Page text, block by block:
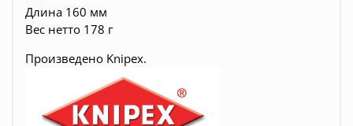
Длина 160 мм
Вес нетто 178 г
Произведено Knipex.